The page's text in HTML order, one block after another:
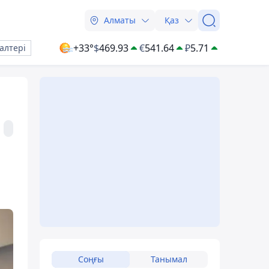
Алматы Қаз
+33°$469.93 €541.64 ₽5.71
Соңғы Танымал